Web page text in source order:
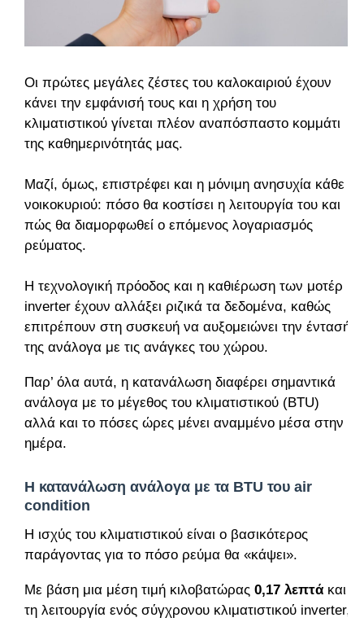
Οι πρώτες μεγάλες ζέστες του καλοκαιριού έχουν
κάνει την εμφάνισή τους και η χρήση του
κλιματιστικού γίνεται πλέον αναπόσπαστο κομμάτι
της καθημερινότητάς μας.
Μαζί, όμως, επιστρέφει και η μόνιμη ανησυχία κάθε
νοικοκυριού: πόσο θα κοστίσει η λειτουργία του και
πώς θα διαμορφωθεί ο επόμενος λογαριασμός
ρεύματος.
Η τεχνολογική πρόοδος και η καθιέρωση των μοτέρ
inverter έχουν αλλάξει ριζικά τα δεδομένα, καθώς
επιτρέπουν στη συσκευή να αυξομειώνει την έντασή
της ανάλογα με τις ανάγκες του χώρου.
Παρ’ όλα αυτά, η κατανάλωση διαφέρει σημαντικά
ανάλογα με το μέγεθος του κλιματιστικού (BTU)
αλλά και το πόσες ώρες μένει αναμμένο μέσα στην
ημέρα.
Η κατανάλωση ανάλογα με τα BTU του air
condition
Η ισχύς του κλιματιστικού είναι ο βασικότερος
παράγοντας για το πόσο ρεύμα θα «κάψει».
Με βάση μια μέση τιμή κιλοβατώρας 0,17 λεπτά και
τη λειτουργία ενός σύγχρονου κλιματιστικού inverter,